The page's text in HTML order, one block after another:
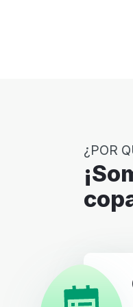
¿POR
¡Somos un facilitador de